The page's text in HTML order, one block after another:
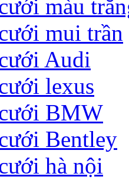
màu
mui trần
Audi
lexus
BMW
Bentley
hà nội